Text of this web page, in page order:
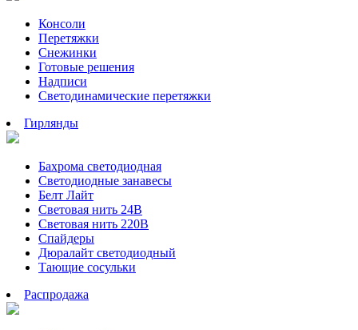
Консоли
Перетяжки
Снежинки
Готовые решения
Надписи
Светодинамические перетяжки
Гирлянды
Бахрома светодиодная
Светодиодные занавесы
Белт Лайт
Световая нить 24В
Световая нить 220В
Спайдеры
Дюралайт светодиодный
Тающие сосульки
Распродажа